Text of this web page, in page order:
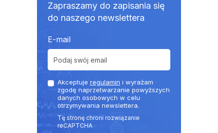
Zapraszamy do zapisania się
do naszego newslettera
E-mail
Akceptuje regulamin i wyrażam
zgodę naprzetwarzanie powyższych
danych osobowych w celu
otrzymywania newslettera.